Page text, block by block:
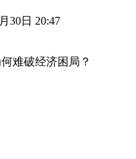
30日 20:47
难破经济困局？